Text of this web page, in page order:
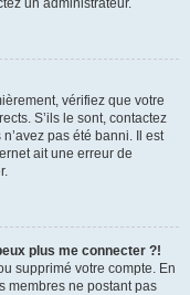
un administrateur.
vérifiez que votre
S’ils le sont, contactez
pas été banni. Il est
ait une erreur de
plus me connecter ?!
supprimé votre compte. En
membres ne postant pas